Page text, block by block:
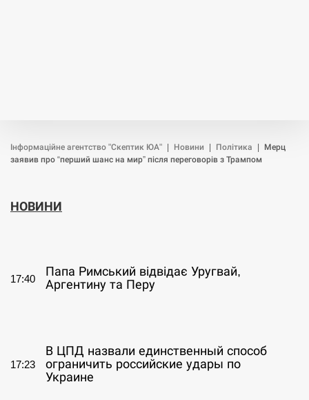
Інформаційне агентство "Скептик ЮА" Новини Політика
Мерц
заявив про “перший шанс на мир” після переговорів з Трампом
НОВИНИ
17:40
Папа Римський відвідає Уругвай,
Аргентину та Перу
17:23
В ЦПД назвали единственный способ
ограничить российские удары по
Украине